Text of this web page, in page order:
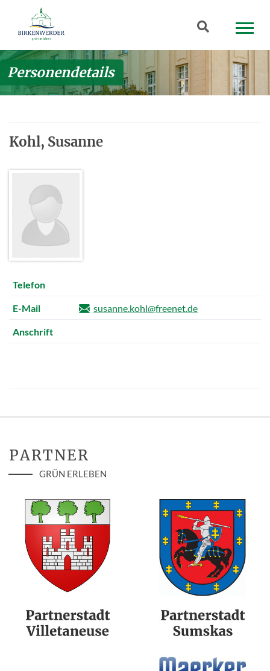
Zum Hauptinhalt springen
Suchbegriff
Personendetails
Kohl, Susanne
Telefon
E-Mail susanne.kohl@freenet.de
Anschrift
PARTNER
GRÜN ERLEBEN